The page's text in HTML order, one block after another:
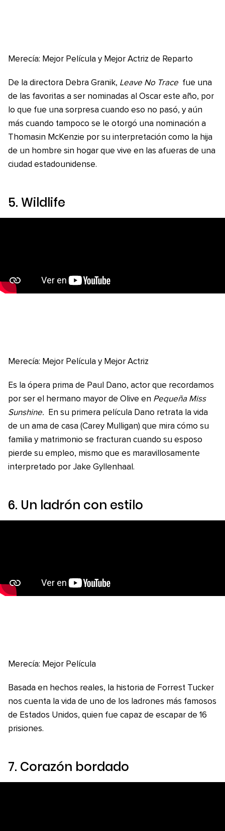
Merecía: Mejor Película y Mejor Actriz de Reparto
De la directora Debra Granik, Leave No Trace fue una
de las favoritas a ser nominadas al Oscar este año, por
lo que fue una sorpresa cuando eso no pasó, y aún
más cuando tampoco se le otorgó una nominación a
Thomasin McKenzie por su interpretación como la hija
de un hombre sin hogar que vive en las afueras de una
ciudad estadounidense.
5. Wildlife
Merecía: Mejor Película y Mejor Actriz
Es la ópera prima de Paul Dano, actor que recordamos
por ser el hermano mayor de Olive en Pequeña Miss
Sunshine.
En su primera película Dano retrata la vida
de un ama de casa (Carey Mulligan) que mira cómo su
familia y matrimonio se fracturan cuando su esposo
pierde su empleo, mismo que es maravillosamente
interpretado por Jake Gyllenhaal.
6. Un ladrón con estilo
Merecía: Mejor Película
Basada en hechos reales, la historia de Forrest Tucker
nos cuenta la vida de uno de los ladrones más famosos
de Estados Unidos, quien fue capaz de escapar de 16
prisiones.
7. Corazón bordado